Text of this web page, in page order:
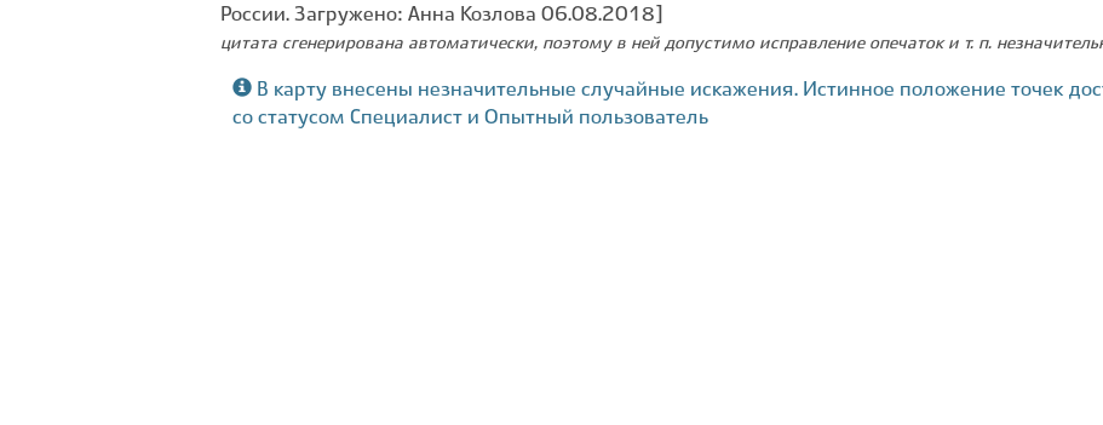
России. Загружено: Анна Козлова 06.08.2018]
цитата сгенерирована автоматически, поэтому в ней допустимо исправление опечаток и т. п.
В карту внесены незначительные случайные искажения. Истинное положение точек
со статусом Специалист и Опытный пользователь